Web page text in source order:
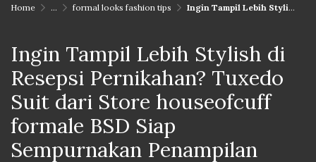
Home ... formal looks fashion tips Ingin Tampil Lebih Stylish di Resepsi Pernikahan? Tuxedo Suit dari Store houseofcuff formale BSD Siap Sempurnakan Penampilan Anda
Ingin Tampil Lebih Stylish di
Resepsi Pernikahan? Tuxedo
Suit dari Store houseofcuff
formale BSD Siap
Sempurnakan Penampilan